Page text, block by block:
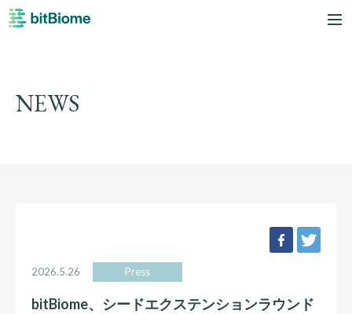
NEWS
facebook
2026.5.26 Press
bitBiome、シードエクステンションラウンド